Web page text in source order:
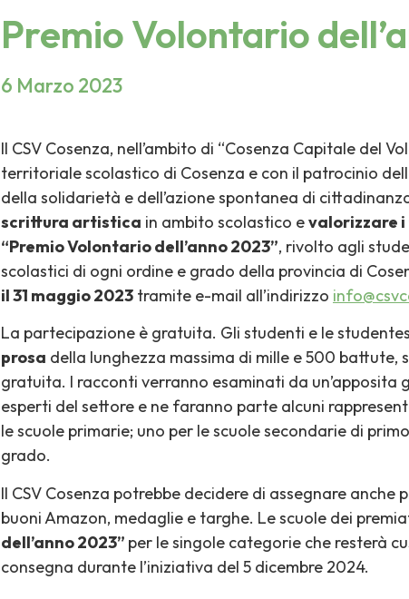
Premio Volontario
6 Marzo 2023
Il CSV Cosenza, nell’ambito di “Cosenza Capitale del
territoriale scolastico di Cosenza e con il patrocinio
della solidarietà e dell’azione spontanea di
scrittura artistica in ambito scolastico evalorizzare
“Premio Volontario dell’anno 2023”, rivolto agli
scolastici di ogni ordine e grado della provincia di
il 31 maggio 2023 tramite e-mail all’indirizzo
La partecipazione è gratuita. Gli studenti e le
prosa della lunghezza massima di mille e 500
gratuita. I racconti verranno esaminati da
esperti del settore e ne faranno parte alcuni
le scuole primarie; uno per le scuole secondarie di
grado.
Il CSV Cosenza potrebbe decidere di assegnare anche
buoni Amazon, medaglie e targhe. Le scuole dei
dell’anno 2023” per le singole categorie che resterà
consegna durante l’iniziativa del 5 dicembre 2024.